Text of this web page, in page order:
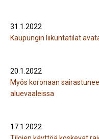
31.1.2022
Kaupungin liikuntatilat
20.1.2022
Myös koronaan
aluevaaleissa
17.1.2022